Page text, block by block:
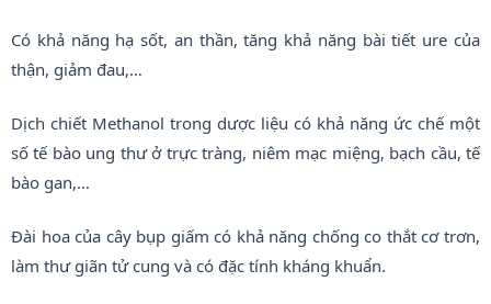
Có khả năng hạ sốt, an thần, tăng khả năng bài tiết ure của
thận, giảm đau,…
Dịch chiết Methanol trong dược liệu có khả năng ức chế một
số tế bào ung thư ở trực tràng, niêm mạc miệng, bạch cầu, tế
bào gan,…
Đài hoa của cây bụp giấm có khả năng chống co thắt cơ trơn,
làm thư giãn tử cung và có đặc tính kháng khuẩn.